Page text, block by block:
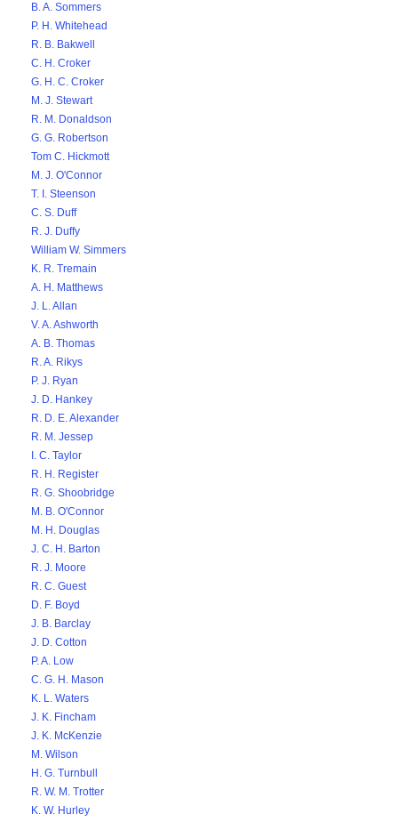
B. A. Sommers
P. H. Whitehead
R. B. Bakwell
C. H. Croker
G. H. C. Croker
M. J. Stewart
R. M. Donaldson
G. G. Robertson
Tom C. Hickmott
M. J. O'Connor
T. I. Steenson
C. S. Duff
R. J. Duffy
William W. Simmers
K. R. Tremain
A. H. Matthews
J. L. Allan
V. A. Ashworth
A. B. Thomas
R. A. Rikys
P. J. Ryan
J. D. Hankey
R. D. E. Alexander
R. M. Jessep
I. C. Taylor
R. H. Register
R. G. Shoobridge
M. B. O'Connor
M. H. Douglas
J. C. H. Barton
R. J. Moore
R. C. Guest
D. F. Boyd
J. B. Barclay
J. D. Cotton
P. A. Low
C. G. H. Mason
K. L. Waters
J. K. Fincham
J. K. McKenzie
M. Wilson
H. G. Turnbull
R. W. M. Trotter
K. W. Hurley